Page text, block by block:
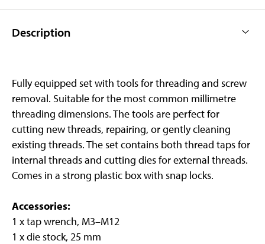
Description
Fully equipped set with tools for threading and screw
removal. Suitable for the most common millimetre
threading dimensions. The tools are perfect for
cutting new threads, repairing, or gently cleaning
existing threads. The set contains both thread taps for
internal threads and cutting dies for external threads.
Comes in a strong plastic box with snap locks.
Accessories:
1 x tap wrench, M3–M12
1 x die stock, 25 mm